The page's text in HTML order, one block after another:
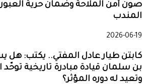
صون أمن الملاحة وضمان حرية
المندب
2026-06-19
كابتن طيار عادل المفتي.. يكتب: هل
بن سلمان قيادة مبادرة تاريخية توحّد
وتعيد له دوره المؤثر؟